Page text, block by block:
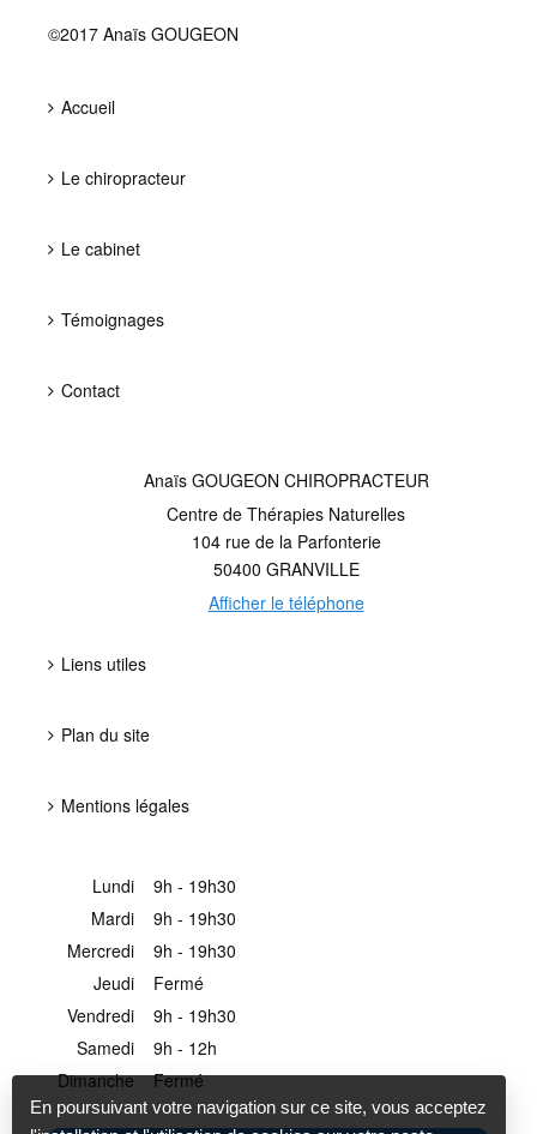
©2017 Anaïs GOUGEON
Accueil
Le chiropracteur
Le cabinet
Témoignages
Contact
Anaïs GOUGEON CHIROPRACTEUR
Centre de Thérapies Naturelles
104 rue de la Parfonterie
50400 GRANVILLE
Afficher le téléphone
Liens utiles
Plan du site
Mentions légales
Lundi
9h - 19h30
Mardi
9h - 19h30
Mercredi
9h - 19h30
Jeudi
Fermé
Vendredi
9h - 19h30
Samedi
9h - 12h
Dimanche
Fermé
En poursuivant votre navigation sur ce site, vous acceptez